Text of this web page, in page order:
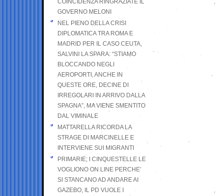
COINCIDENZA RINGRAZIATE IL
GOVERNO MELONI
NEL PIENO DELLA CRISI
DIPLOMATICA TRA ROMA E
MADRID PER IL CASO CEUTA,
SALVINI LA SPARA: “STIAMO
BLOCCANDO NEGLI
AEROPORTI, ANCHE IN
QUESTE ORE, DECINE DI
IRREGOLARI IN ARRIVO DALLA
SPAGNA”, MA VIENE SMENTITO
DAL VIMINALE
MATTARELLA RICORDA LA
STRAGE DI MARCINELLE E
INTERVIENE SUI MIGRANTI
PRIMARIE; I CINQUESTELLE LE
VOGLIONO ON LINE PERCHE’
SI STANCANO AD ANDARE AI
GAZEBO, IL PD VUOLE I